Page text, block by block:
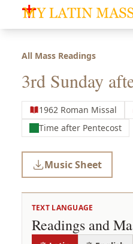
My Latin Mass -
All Mass Readings
3rd Sunday
1962 Roman Missal
Time after Pentecost
Music Sheet
TEXT LANGUAGE
Readings and